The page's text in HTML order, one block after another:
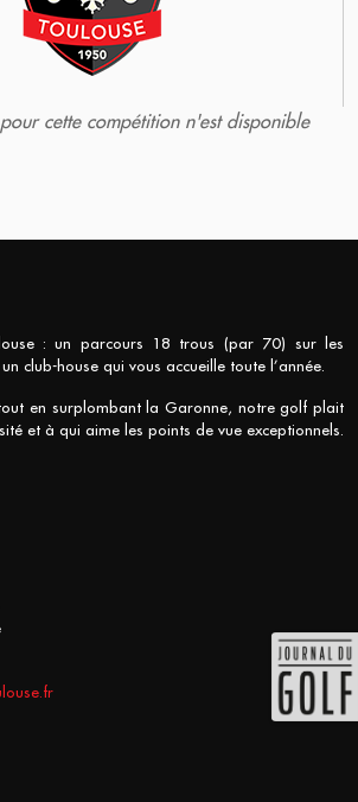
cette compétition n'est disponible
: un parcours 18 trous (par 70) sur les
club-house qui vous accueille toute l’année.
en surplombant la Garonne, notre golf plait
et à qui aime les points de vue exceptionnels.